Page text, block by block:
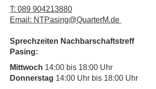
T: 089 904213880
Email: NTPasing@QuarterM.de
Sprechzeiten Nachbarschaftstreff
Pasing:
Mittwoch 14:00 bis 18:00 Uhr
Donnerstag 14:00 Uhr bis 18:00 Uhr